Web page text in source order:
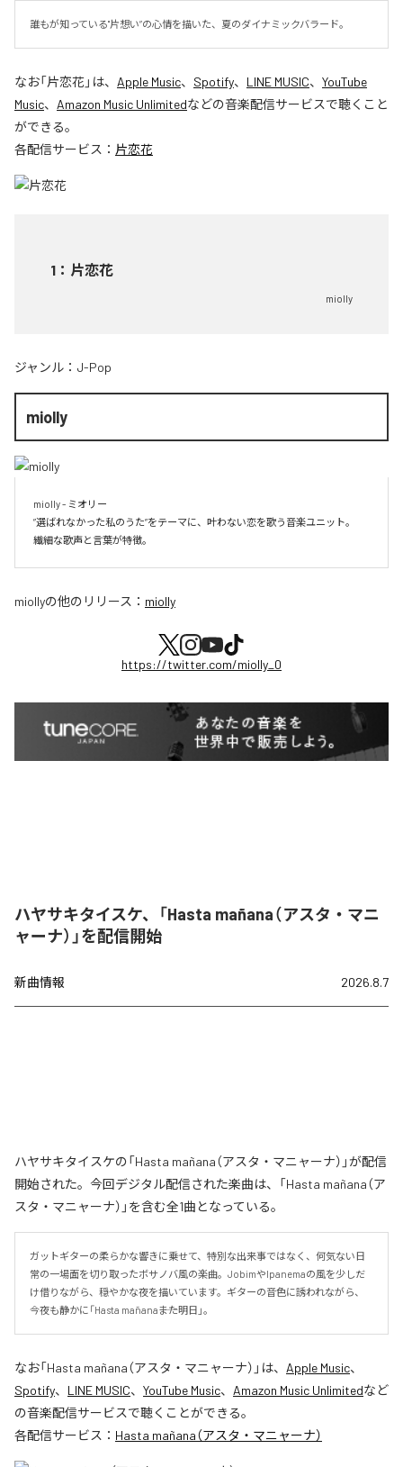
誰もが知っている"片想い”の心情を描いた、夏のダイナミックバラード。
なお「片恋花」は、 Apple Music、 Spotify、 LINE MUSIC、 YouTube
Music、 Amazon Music Unlimitedなどの音楽配信サービスで聴くこと
ができる。
各配信サービス： 片恋花
1 ： 片恋花
miolly
ジャンル： J-Pop
miolly
miolly - ミオリー
”選ばれなかった私のうた”をテーマに、叶わない恋を歌う音楽ユニット。
miollyの他のリリース： miolly
https://twitter.com/miolly_0
ハヤサキタイスケ、「Hasta mañana（アスタ・マニ
ャーナ）」を配信開始
新曲情報 2026.8.7
ハヤサキタイスケの「Hasta mañana（アスタ・マニャーナ）」が配信
開始された。今回デジタル配信された楽曲は、「Hasta mañana（ア
スタ・マニャーナ）」を含む全1曲となっている。
ガットギターの柔らかな響きに乗せて、特別な出来事ではなく、何気ない日
常の一場面を切り取ったボサノバ風の楽曲。JobimやIpanemaの風を少しだ
け借りながら、穏やかな夜を描いています。ギターの音色に誘われながら、
今夜も静かに「Hasta mañana――また明日」。
なお「Hasta mañana（アスタ・マニャーナ） 」は、 Apple Music、
Spotify、 LINE MUSIC、 YouTube Music、 Amazon Music Unlimitedなど
の音楽配信サービスで聴くことができる。
各配信サービス： Hasta mañana（アスタ・マニャーナ）